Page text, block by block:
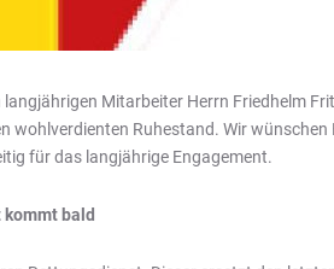
Mitarbeiter Herrn Friedhelm
wohlverdienten Ruhestand. Wir wünschen
für das langjährige Engagement.
bald